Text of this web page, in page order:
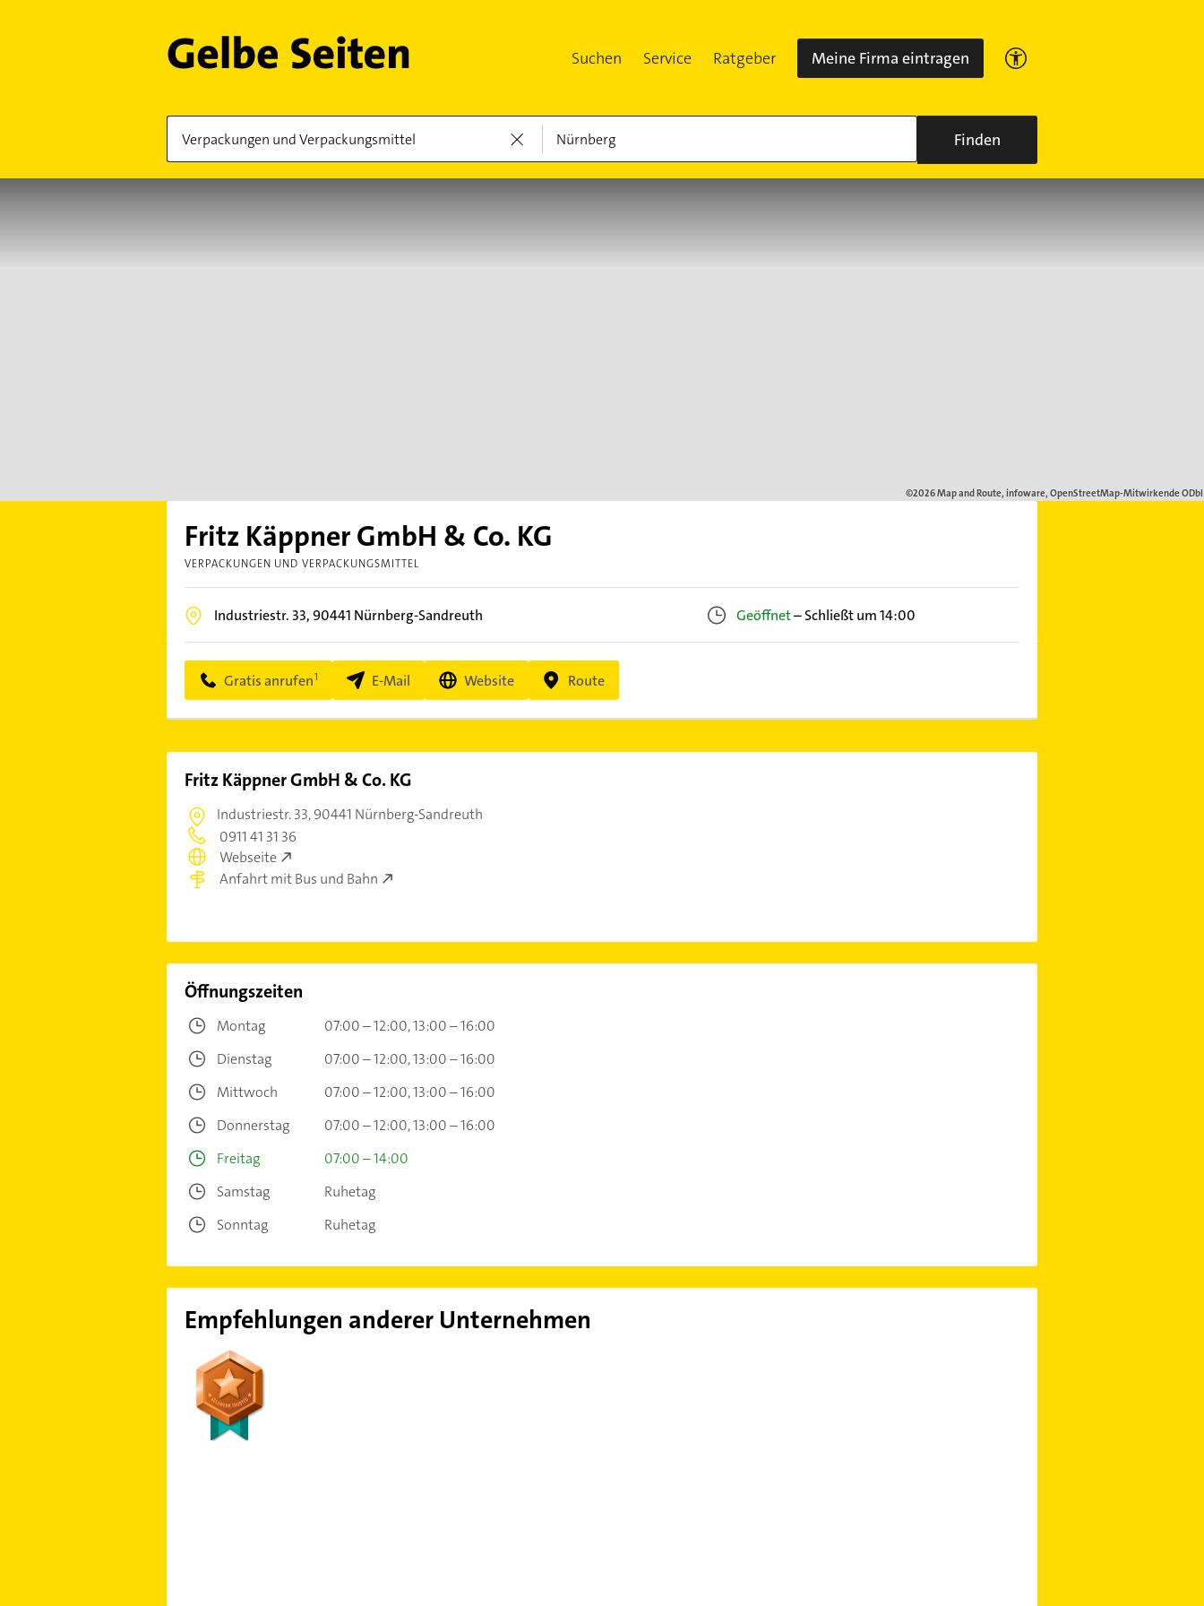
Suchen Service Ratgeber Meine Firma eintragen
Finden
Fritz Käppner GmbH & Co. KG
VERPACKUNGEN UND VERPACKUNGSMITTEL
Industriestr. 33,90441 Nürnberg-Sandreuth Geöffnet– Schließt um 14:00
Gratis anrufen E-Mail Website Route
Fritz Käppner GmbH & Co. KG
Industriestr. 33,90441 Nürnberg-Sandreuth
0911 41 31 36
Webseite
Anfahrt mit Bus und Bahn
Öffnungszeiten
Montag 07:00 – 12:00 13:00 – 16:00
Dienstag
07:00 – 12:00 13:00 – 16:00
Mittwoch
07:00 – 12:00 13:00 – 16:00
Donnerstag
07:00 – 12:00 13:00 – 16:00
Freitag
07:00 – 14:00
Samstag
Ruhetag
Sonntag
Ruhetag
Empfehlungen anderer Unternehmen